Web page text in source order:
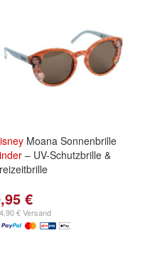
Moana Sonnenbrille
– UV-Schutzbrille &
€
€ Versand